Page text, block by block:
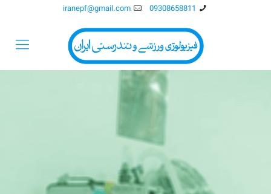
09308658811
iranepf@gmail.com